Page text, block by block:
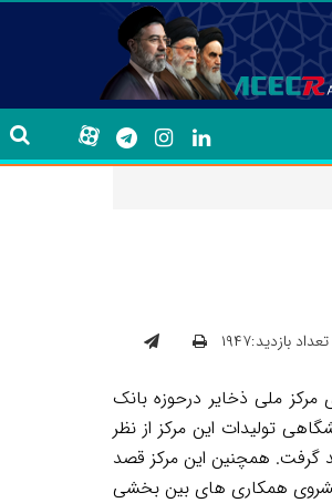
تعداد بازدید:۱۹۴۷
ملی ذخایر درحوزه بانک
تولیدات این مرکز از نظر
گرفت. همچنین این مرکز قصد
همکاری های بین بخشی